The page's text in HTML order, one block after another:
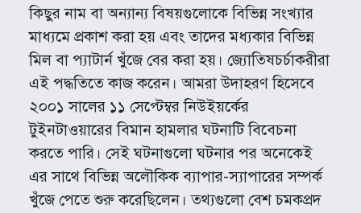
কিছুর নাম বা অন্যান্য বিষয়গুলোকে বিভিন্ন সংখ্যার
মাধ্যমে প্রকাশ করা হয় এবং তাদের মধ্যকার বিভিন্ন
মিল বা প্যাটার্ন খুঁজে বের করা হয়। জ্যোতিষচর্চাকরীরা
এই পদ্ধতিতে কাজ করেন। আমরা উদাহরণ হিসেবে
২০০১ সালের ১১ সেপ্টেম্বর নিউইয়র্কের
টুইনটাওয়ারের বিমান হামলার ঘটনাটি বিবেচনা
করতে পারি। সেই ঘটনাগুলো ঘটনার পর অনেকেই
এর সাথে বিভিন্ন অলৌকিক ব্যাপার-স্যাপারের সম্পর্ক
খুঁজে পেতে শুরু করেছিলেন। তথ্যগুলো বেশ চমকপ্রদ